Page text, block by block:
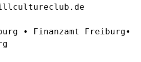
• Finanzamt Freiburg•